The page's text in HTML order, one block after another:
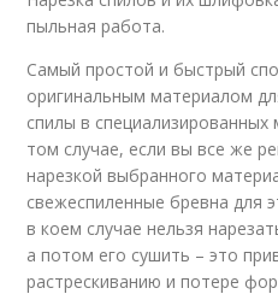
пыльная работа.
Самый простой и быстрый
оригинальным материалом
спилы в специализированных
том случае, если вы все же
нарезкой выбранного
свежеспиленные бревна для
в коем случае нельзя
а потом его сушить – это
растрескиванию и потере